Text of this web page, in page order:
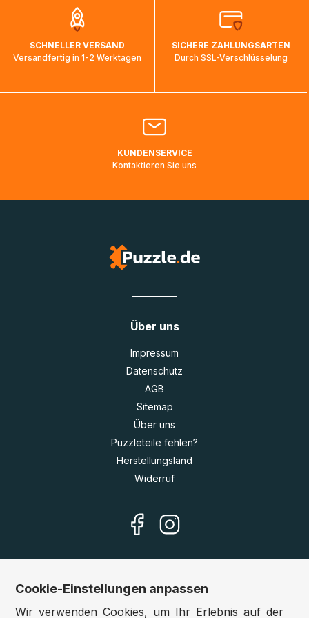
Sendungsverfolgung sich nicht ändert, während die Pakete
auf dem Weg ins Zielland sind. Die Sendungsverfolgung
ankommen und von der dortigen Zustellorganisation weiter
bearbeitet werden.
Bitte kontaktieren Sie denKundenservicefalls Ihr Paket
Lieferadressen in Deutschland oder Europa mehrere Tage
SCHNELLER VERSAND
Versandfertig in 1-2 Werktagen
SICHERE ZAHLUNGSARTEN
Durch SSL-Verschlüsselung
KUNDENSERVICE
Kontaktieren Sie uns
Über uns
Impressum
Datenschutz
AGB
Sitemap
Über uns
Puzzleteile fehlen?
Herstellungsland
Widerruf
Unsere Shops
Cookie-Einstellungen anpassen
Wir verwenden Cookies, um Ihr Erlebnis auf der